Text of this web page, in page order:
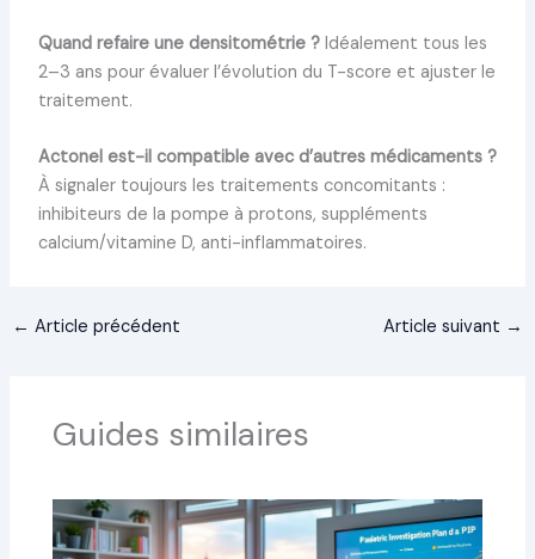
Quand refaire une densitométrie ?Idéalement tous les
2–3 ans pour évaluer l’évolution du T-score et ajuster le
traitement.
Actonel est-il compatible avec d’autres médicaments ?
À signaler toujours les traitements concomitants :
inhibiteurs de la pompe à protons, suppléments
calcium/vitamine D, anti-inflammatoires.
← Article précédent Article suivant →
Guides similaires